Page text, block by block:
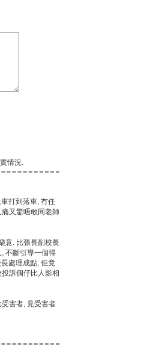
情況.
打到落車, 冇任
又驚唔敢同老師
意. 比張長副校長
不斷引導一個得
處理成點, 佢竟
訴個仔比人影相
害者, 見受害者